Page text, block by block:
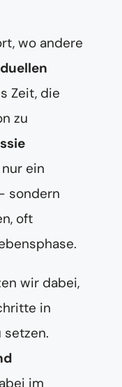
wo andere
Zeit, die
zu
ein
sondern
oft
wir dabei,
in
setzen.
im